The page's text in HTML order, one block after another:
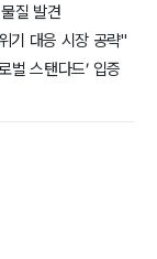
질 발견
기 대응 시장 공략"
벌 스탠다드’ 입증